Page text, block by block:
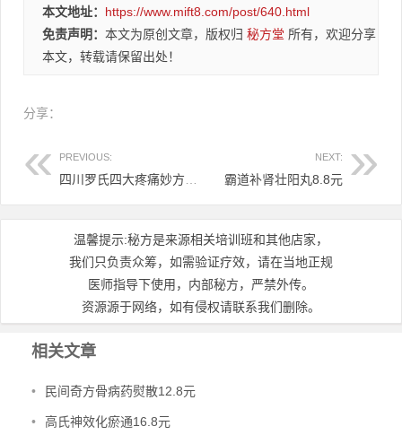
本文地址： https://www.mift8.com/post/640.html
免责声明： 本文为原创文章，版权归 秘方堂 所有，欢迎分享
本文，转载请保留出处！
分享：
PREVIOUS:
四川罗氏四大疼痛妙方6.8
NEXT:
霸道补肾壮阳丸8.8元
温馨提示:秘方是来源相关培训班和其他店家，
我们只负责众筹，如需验证疗效，请在当地正规
医师指导下使用，内部秘方，严禁外传。
资源源于网络，如有侵权请联系我们删除。
相关文章
• 民间奇方骨病药熨散12.8元
• 高氏神效化瘀通16.8元